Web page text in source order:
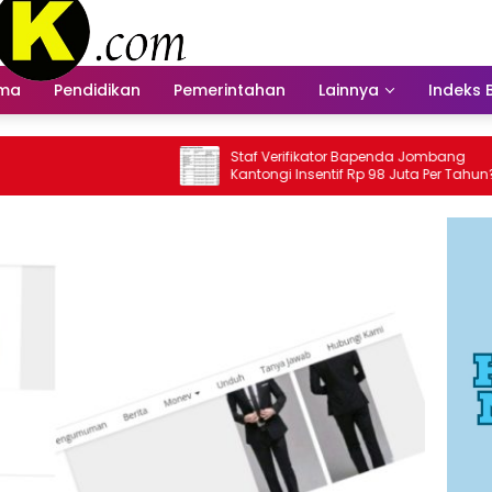
Pendidikan Pemerintahan Lainnya Indeks
Staf Verifikator Bapenda Jombang
Kantongi Insentif Rp 98 Juta Per Tahun?